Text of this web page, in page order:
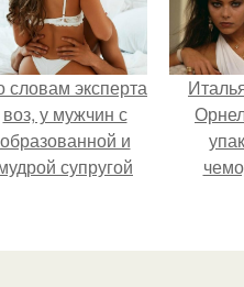
словам эксперта
воз, у мужчин с
образованной и
супругой
якобы на